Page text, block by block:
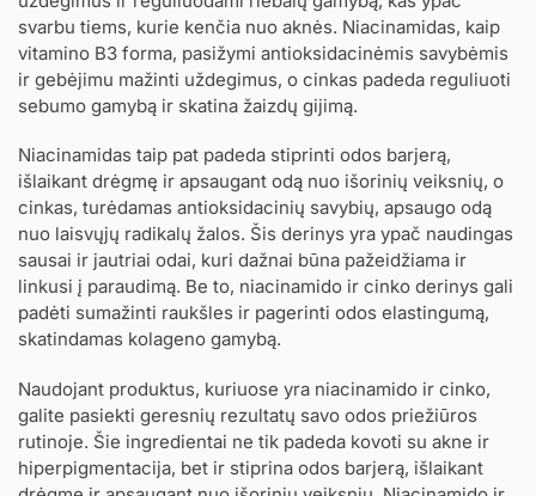
svarbu tiems, kurie kenčia nuo aknės. Niacinamidas, kaip
vitamino B3 forma, pasižymi antioksidacinėmis savybėmis
ir gebėjimu mažinti uždegimus, o cinkas padeda reguliuoti
sebumo gamybą ir skatina žaizdų gijimą.
Niacinamidas taip pat padeda stiprinti odos barjerą,
išlaikant drėgmę ir apsaugant odą nuo išorinių veiksnių, o
cinkas, turėdamas antioksidacinių savybių, apsaugo odą
nuo laisvųjų radikalų žalos. Šis derinys yra ypač naudingas
sausai ir jautriai odai, kuri dažnai būna pažeidžiama ir
linkusi į paraudimą. Be to, niacinamido ir cinko derinys gali
padėti sumažinti raukšles ir pagerinti odos elastingumą,
skatindamas kolageno gamybą.
Naudojant produktus, kuriuose yra niacinamido ir cinko,
galite pasiekti geresnių rezultatų savo odos priežiūros
rutinoje. Šie ingredientai ne tik padeda kovoti su akne ir
hiperpigmentacija, bet ir stiprina odos barjerą, išlaikant